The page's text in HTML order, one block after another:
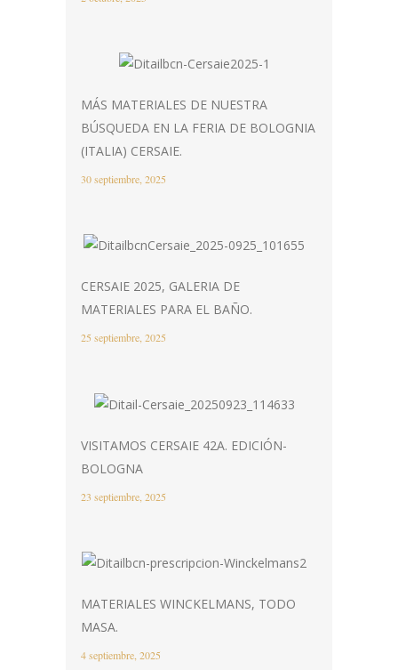
MÁS MATERIALES DE NUESTRA
BÚSQUEDA EN LA FERIA DE BOLOGNIA
(ITALIA) CERSAIE.
30 septiembre, 2025
CERSAIE 2025, GALERIA DE
MATERIALES PARA EL BAÑO.
25 septiembre, 2025
VISITAMOS CERSAIE 42A. EDICIÓN-
BOLOGNA
23 septiembre, 2025
MATERIALES WINCKELMANS, TODO
MASA.
4 septiembre, 2025